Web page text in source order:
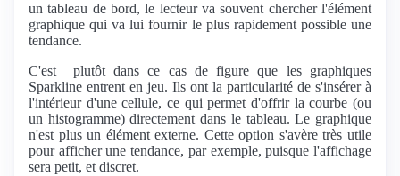
un tableau de bord, le lecteur va souvent chercher l'élément
graphique qui va lui fournir le plus rapidement possible une
tendance.
C'est plutôt dans ce cas de figure que les graphiques
Sparkline entrent en jeu. Ils ont la particularité de s'insérer à
l'intérieur d'une cellule, ce qui permet d'offrir la courbe (ou
un histogramme) directement dans le tableau. Le graphique
n'est plus un élément externe. Cette option s'avère très utile
pour afficher une tendance, par exemple, puisque l'affichage
sera petit, et discret.